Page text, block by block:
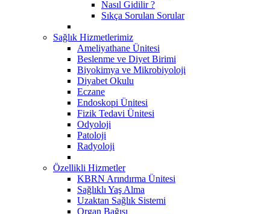
Nasıl Gidilir ?
Sıkça Sorulan Sorular
Sağlık Hizmetlerimiz
Ameliyathane Ünitesi
Beslenme ve Diyet Birimi
Biyokimya ve Mikrobiyoloji
Diyabet Okulu
Eczane
Endoskopi Ünitesi
​Fizik Tedavi Ünitesi
Odyoloji
Patoloji
Radyoloji
Özellikli Hizmetler
KBRN Arındırma Ünitesi
Sağlıklı Yaş Alma
Uzaktan Sağlık Sistemi
Organ Bağışı